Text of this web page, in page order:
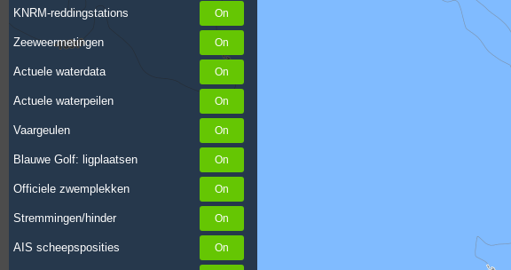
KNRM-reddingstations
Zeeweermetingen
Actuele waterdata
Actuele waterpeilen
Vaargeulen
Blauwe Golf: ligplaatsen
Officiele zwemplekken
Stremmingen/hinder
AIS scheepsposities